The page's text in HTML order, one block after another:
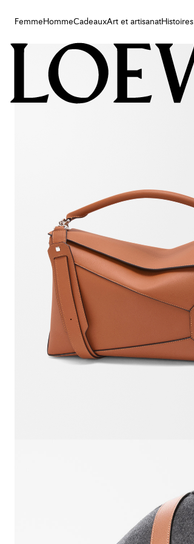
Femme HommeCadeauxArt et artisanatHistoires
Femme
Art et artisanat